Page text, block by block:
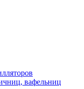
вафельниц